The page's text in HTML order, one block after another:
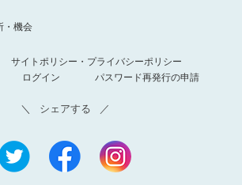
・機会
サイトポリシー・プライバシーポリシー
ログイン パスワード再発行の申請
シェアする